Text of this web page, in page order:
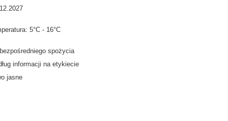
5°C - 16°C
spożycia
informacji na etykiecie
jasne